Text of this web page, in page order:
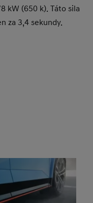
kW (650 k). Táto sila
za 3,4 sekundy.